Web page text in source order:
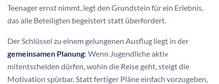
Teenager ernst nimmt, legt den Grundstein für ein Erlebnis,
das alle Beteiligten begeistert statt überfordert.
Der Schlüssel zu einem gelungenen Ausflug liegt in der
gemeinsamen Planung: Wenn Jugendliche aktiv
mitentscheiden dürfen, wohin die Reise geht, steigt die
Motivation spürbar. Statt fertiger Pläne einfach vorzugeben,